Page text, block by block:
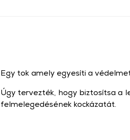
Egy tok amely egyesíti a
Úgy tervezték, hogy biztosítsa a
felmelegedésének kockázatát.